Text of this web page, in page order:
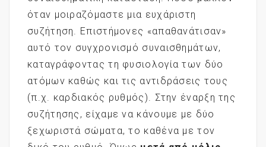
όταν μοιραζόμαστε μια ευχάριστη
συζήτηση. Επιστήμονες «απαθανάτισαν»
αυτό τον συγχρονισμό συναισθημάτων,
καταγράφοντας τη φυσιολογία των δύο
ατόμων καθώς και τις αντιδράσεις τους
(π.χ. καρδιακός ρυθμός). Στην έναρξη της
συζήτησης, είχαμε να κάνουμε με δύο
ξεχωριστά σώματα, το καθένα με τον